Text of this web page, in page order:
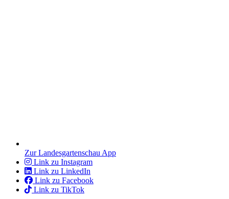
Zur Landesgartenschau App
Link zu Instagram
Link zu LinkedIn
Link zu Facebook
Link zu TikTok